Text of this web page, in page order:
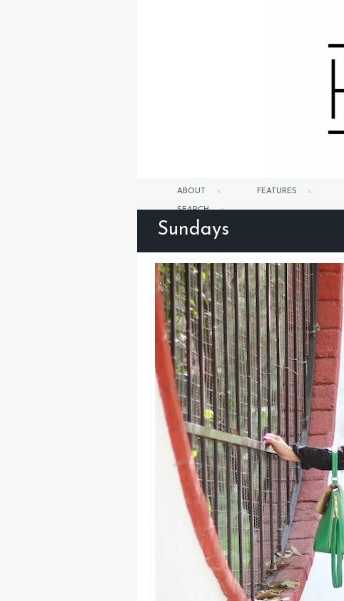
ABOUT FEATURES
SEARCH
Sundays